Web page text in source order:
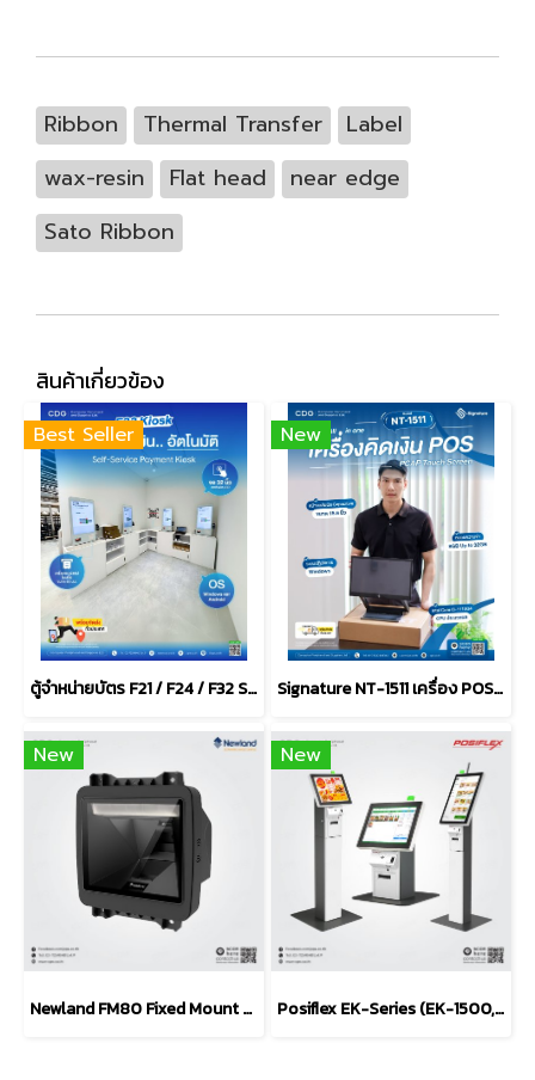
Ribbon Thermal Transfer
Label
wax-resin
Flat head
near edge
Sato Ribbon
สินค้าเกี่ยวข้อง
Best Seller
ตู้จำหน่ายบัตร F21 / F24 / F32 Self-Service Payment Kiosk
New
Signature NT-1511 เครื่อง POS All in one PCAP Touch Screen
New
Newland FM80 Fixed Mount Barcode Scanner (POS / Kiosk)
New
Posiflex EK-Series (EK-1500, EK-1600, EK-2100, EK-2400)